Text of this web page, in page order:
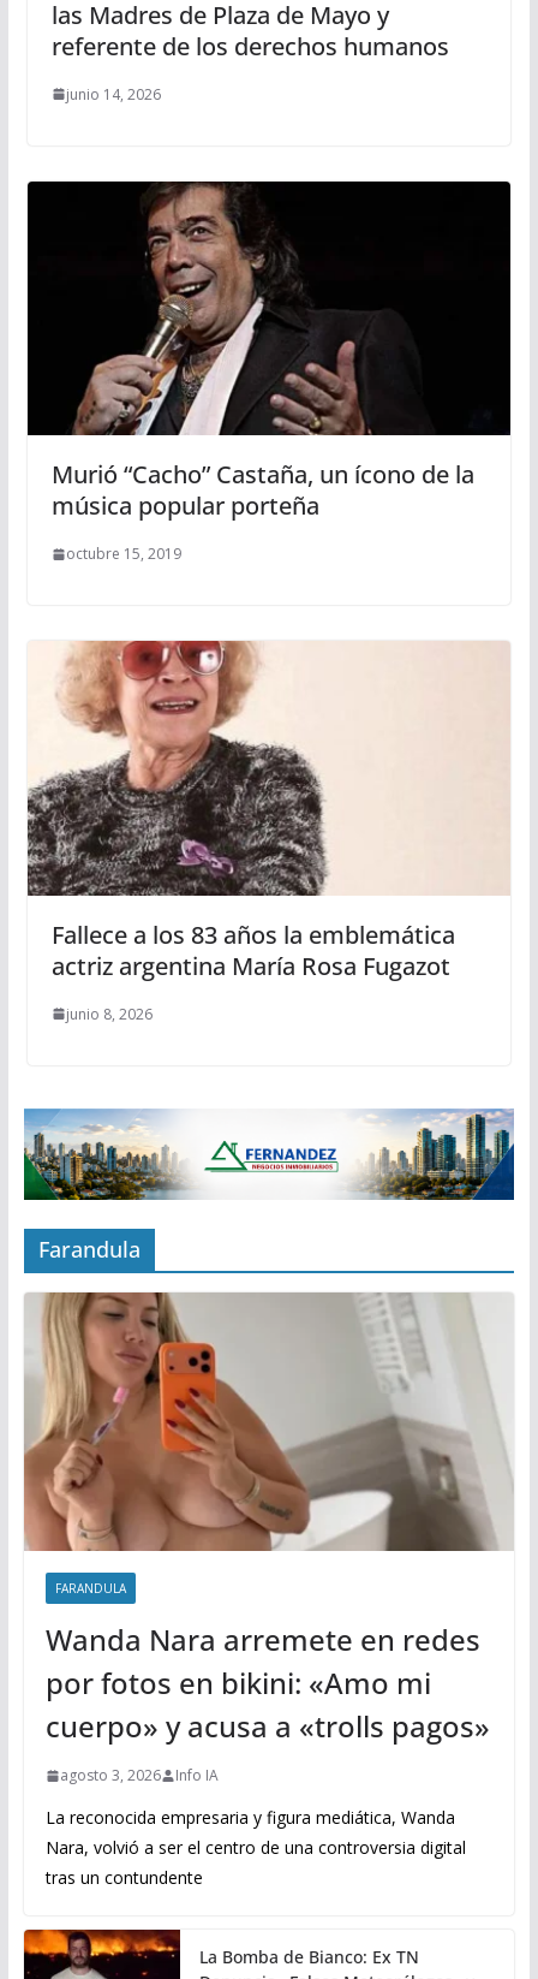
las Madres de Plaza de Mayo y
referente de los derechos humanos
junio 14, 2026
Murió “Cacho” Castaña, un ícono de la
música popular porteña
octubre 15, 2019
Fallece a los 83 años la emblemática
actriz argentina María Rosa Fugazot
junio 8, 2026
Farandula
FARANDULA
Wanda Nara arremete en redes
por fotos en bikini: «Amo mi
cuerpo» y acusa a «trolls pagos»
agosto 3, 2026 Info IA
La reconocida empresaria y figura mediática, Wanda
Nara, volvió a ser el centro de una controversia digital
tras un contundente
La Bomba de Bianco: Ex TN